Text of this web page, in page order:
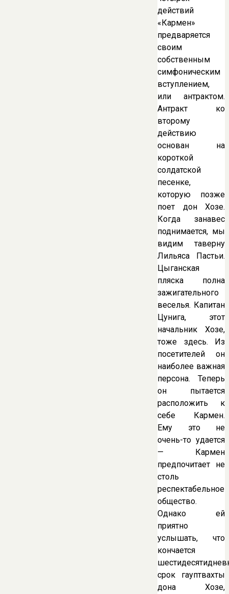
действий
«Кармен»
предваряется
своим
собственным
симфоническим
вступлением,
или антрактом.
Антракт ко
второму
действию
основан на
короткой
солдатской
песенке,
которую позже
поет дон Хозе.
Когда занавес
поднимается, мы
видим таверну
Лильяса Пастьи.
Цыганская
пляска полна
зажигательного
веселья. Капитан
Цунига, этот
начальник Хозе,
тоже здесь. Из
посетителей он
наиболее важная
персона. Теперь
он пытается
расположить к
себе Кармен.
Ему это не
очень-то удается
— Кармен
предпочитает не
столь
респектабельное
общество.
Однако ей
приятно
услышать, что
кончается
срок гауптвахты
дона Хозе,